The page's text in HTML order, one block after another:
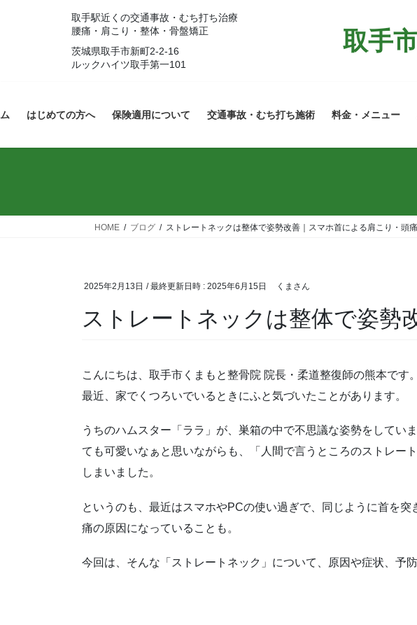
ス
ン
取手駅近くの交通事故・むち打ち治療
腰痛・肩こり・整体・骨盤矯正
茨城県取手市新町2-2-16
ルックハイツ取手第一101
取手
はじめての方へ 保険適用について 交通事故・むち打ち施術 料金・メニュー
HOME ブログ ストレートネックは整体で姿勢改善｜スマホ首による肩こり・頭
2025年2月13日 / 最終更新日時 : 2025年6月15日 くまさん
ストレートネックは整体で姿勢
こんにちは、取手市くまもと整骨院 院長・柔道整復師の熊本です。
最近、家でくつろいでいるときにふと気づいたことがあります。
うちのハムスター「ララ」が、巣箱の中で不思議な姿勢をしてい
ても可愛いなぁと思いながらも、「人間で言うところのストレー
しまいました。
というのも、最近はスマホやPCの使い過ぎで、同じように首を
痛の原因になっていることも。
今回は、そんな「ストレートネック」について、原因や症状、予